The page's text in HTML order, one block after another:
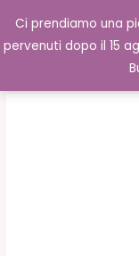
Ci prendiamo una
pervenuti dopo il 15
contenuto